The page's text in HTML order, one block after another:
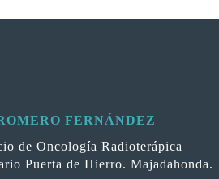
FERNÁNDEZ
de Oncología Radioterápica
Puerta de Hierro. Majadahonda.